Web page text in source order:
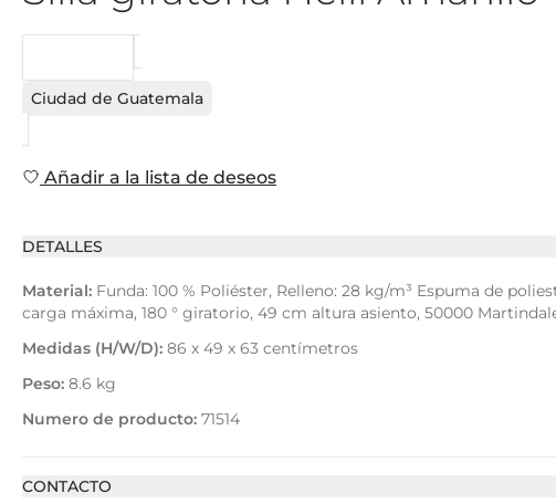
Ciudad de Guatemala
Añadir a la lista de deseos
DETALLES
Material: Funda: 100 % Poliéster, Relleno: 28 kg/m³ Espuma de
carga máxima, 180 ° giratorio, 49 cm altura asiento, 50000
Medidas (H/W/D): 86 x 49 x 63 centímetros
Peso: 8.6 kg
Numero de producto: 71514
CONTACTO